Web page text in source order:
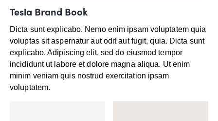
Tesla Brand Book
Dicta sunt explicabo. Nemo enim ipsam voluptatem quia
voluptas sit aspernatur aut odit aut fugit, quia. Dicta sunt
explicabo. Adipiscing elit, sed do eiusmod tempor
incididunt ut labore et dolore magna aliqua. Ut enim
minim veniam quis nostrud exercitation ipsam
voluptatem.